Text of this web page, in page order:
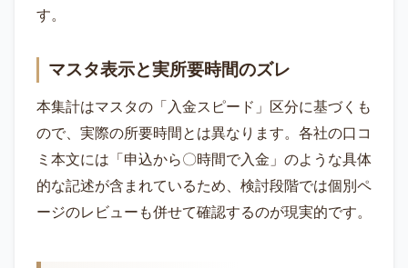
す。
マスタ表示と実所要時間のズレ
本集計はマスタの「入金スピード」区分に基づくも
ので、実際の所要時間とは異なります。各社の口コ
ミ本文には「申込から〇時間で入金」のような具体
的な記述が含まれているため、検討段階では個別ペ
ージのレビューも併せて確認するのが現実的です。